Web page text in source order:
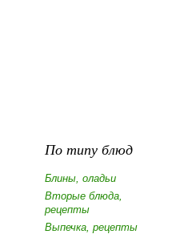
По типу блюд
Блины, оладьи
Вторые блюда,
рецепты
Выпечка, рецепты